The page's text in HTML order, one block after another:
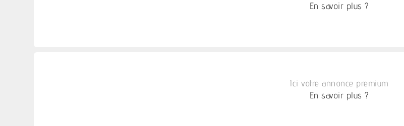
En savoir plus ?
Ici votre annonce premium
En savoir plus ?